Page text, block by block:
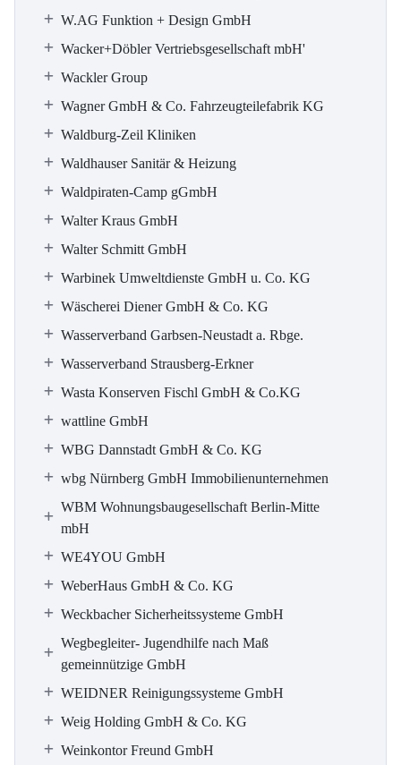
W.AG Funktion + Design GmbH
Wacker+Döbler Vertriebsgesellschaft mbH'
Wackler Group
Wagner GmbH & Co. Fahrzeugteilefabrik KG
Waldburg-Zeil Kliniken
Waldhauser Sanitär & Heizung
Waldpiraten-Camp gGmbH
Walter Kraus GmbH
Walter Schmitt GmbH
Warbinek Umweltdienste GmbH u. Co. KG
Wäscherei Diener GmbH & Co. KG
Wasserverband Garbsen-Neustadt a. Rbge.
Wasserverband Strausberg-Erkner
Wasta Konserven Fischl GmbH & Co.KG
wattline GmbH
WBG Dannstadt GmbH & Co. KG
wbg Nürnberg GmbH Immobilienunternehmen
WBM Wohnungsbaugesellschaft Berlin-Mitte
mbH
WE4YOU GmbH
WeberHaus GmbH & Co. KG
Weckbacher Sicherheitssysteme GmbH
Wegbegleiter- Jugendhilfe nach Maß
gemeinnützige GmbH
WEIDNER Reinigungssysteme GmbH
Weig Holding GmbH & Co. KG
Weinkontor Freund GmbH